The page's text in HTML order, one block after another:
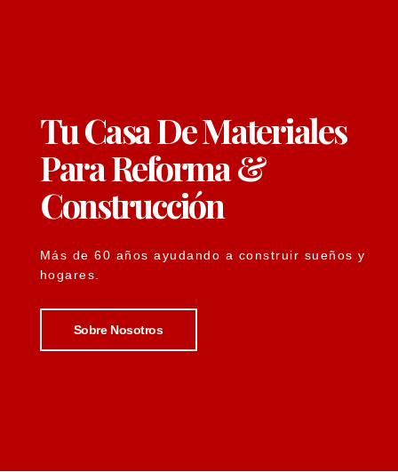
Tu Casa De Materiales
Para Reforma &
Construcción
Más de 60 años ayudando a construir sueños y
hogares.
Sobre Nosotros